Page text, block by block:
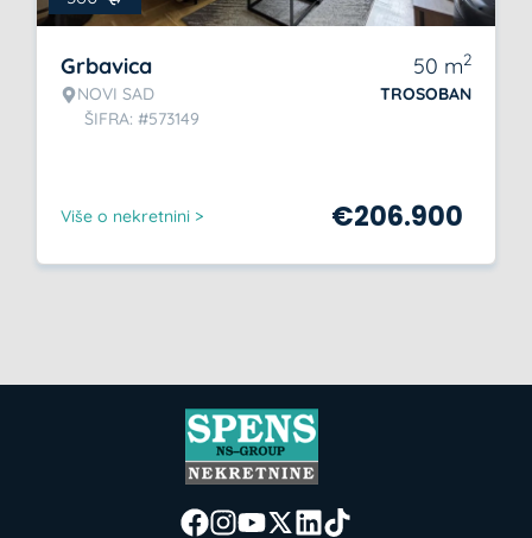
Grbavica
NOVI SAD
ŠIFRA: #573149
50 m2
TROSOBAN
Više o nekretnini > €206.900